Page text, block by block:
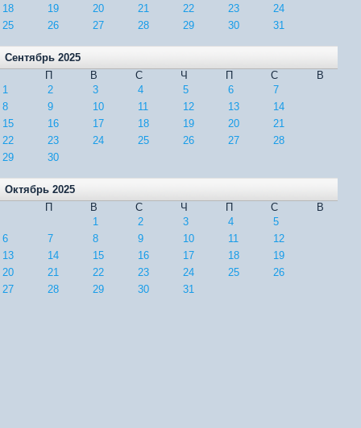
18
19 20 21 22 23
24
25
26 27 28 29 30 31
Сентябрь 2025
П
В С Ч П С
В
1
2 3 4 5 6
7
8
9 10 11 12 13
14
15
16 17 18 19 20
21
22
23 24 25 26 27
28
29
30
Октябрь 2025
П
В С Ч П С
В
1
2 3 4
5
6
7 8 9 10 11
12
13
14 15 16 17 18
19
20
21 22 23 24 25
26
27
28 29 30 31